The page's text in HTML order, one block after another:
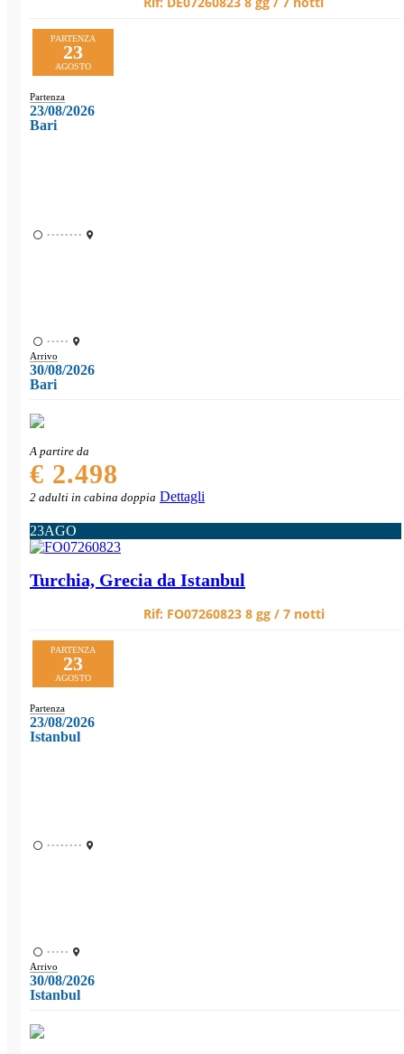
PARTENZA
23
AGOSTO
Partenza
23/08/2026
Bari
••••••••
•••••
Arrivo
30/08/2026
Bari
A partire da
€ 2.498
2 adulti in cabina doppia Dettagli
23AGO
Turchia, Grecia da Istanbul
Rif: FO07260823 8 gg / 7 notti
PARTENZA
23
AGOSTO
Partenza
23/08/2026
Istanbul
••••••••
•••••
Arrivo
30/08/2026
Istanbul